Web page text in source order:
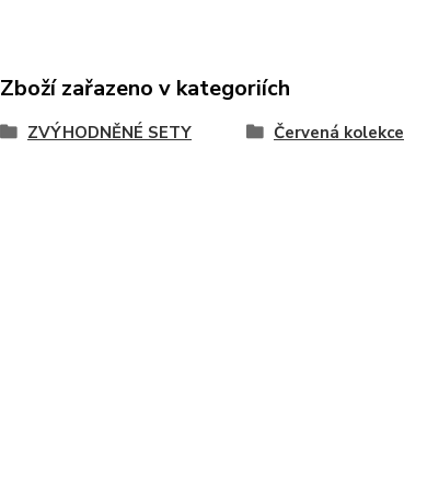
Zboží zařazeno v kategoriích
ZVÝHODNĚNÉ SETY Červená kolekce